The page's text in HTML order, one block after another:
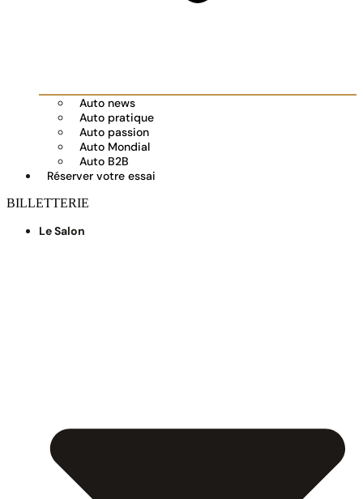
Auto news
Auto pratique
Auto passion
Auto Mondial
Auto B2B
Réserver votre essai
BILLETTERIE
Le Salon